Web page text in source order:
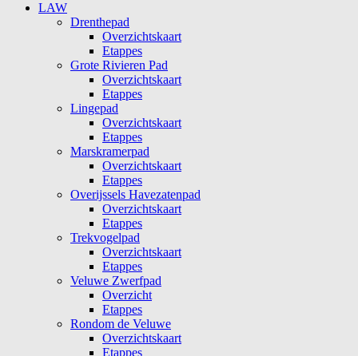
inhoud
springen
LAW
Drenthepad
Overzichtskaart
Etappes
Grote Rivieren Pad
Overzichtskaart
Etappes
Lingepad
Overzichtskaart
Etappes
Marskramerpad
Overzichtskaart
Etappes
Overijssels Havezatenpad
Overzichtskaart
Etappes
Trekvogelpad
Overzichtskaart
Etappes
Veluwe Zwerfpad
Overzicht
Etappes
Rondom de Veluwe
Overzichtskaart
Etappes